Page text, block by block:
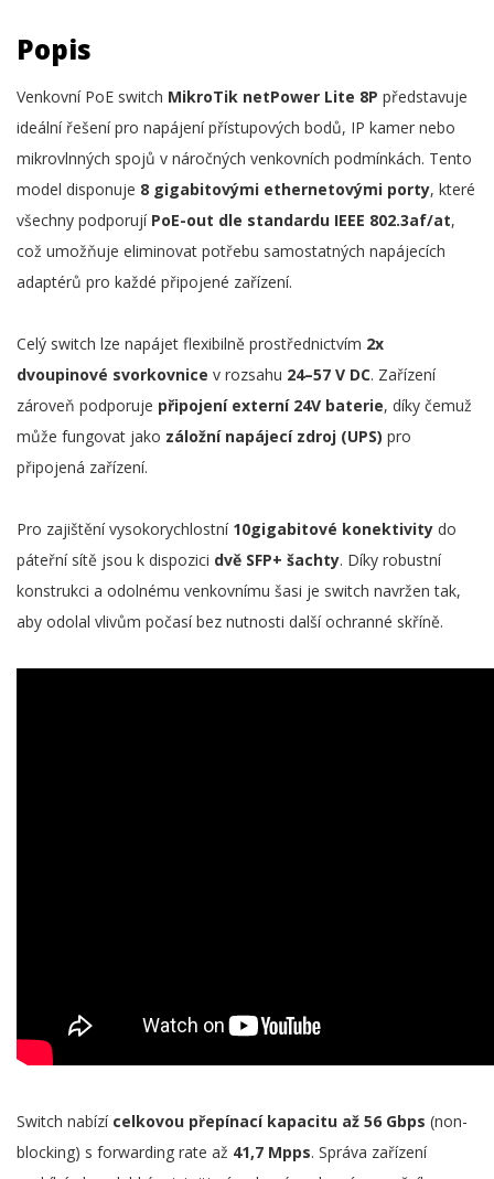
Popis
Venkovní PoE switch MikroTik netPower Lite 8P představuje
ideální řešení pro napájení přístupových bodů, IP kamer nebo
mikrovlnných spojů v náročných venkovních podmínkách. Tento
model disponuje 8 gigabitovými ethernetovými porty, které
všechny podporují PoE-out dle standardu IEEE 802.3af/at,
což umožňuje eliminovat potřebu samostatných napájecích
adaptérů pro každé připojené zařízení.
Celý switch lze napájet flexibilně prostřednictvím 2x
dvoupinové svorkovnice v rozsahu 24–57 V DC. Zařízení
zároveň podporuje připojení externí 24V baterie, díky čemuž
může fungovat jako záložní napájecí zdroj (UPS) pro
připojená zařízení.
Pro zajištění vysokorychlostní 10gigabitové konektivity do
páteřní sítě jsou k dispozici dvě SFP+ šachty. Díky robustní
konstrukci a odolnému venkovnímu šasi je switch navržen tak,
aby odolal vlivům počasí bez nutnosti další ochranné skříně.
Switch nabízí celkovou přepínací kapacitu až 56 Gbps (non-
blocking) s forwarding rate až 41,7 Mpps. Správa zařízení